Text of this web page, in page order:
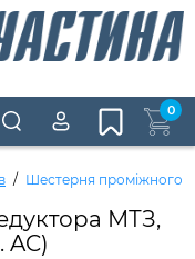
0
Шестерня проміжного
МТЗ,
AC)